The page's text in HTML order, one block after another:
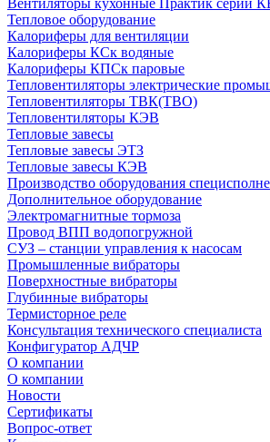
Вентиляторы кухонные Практик серии
Тепловое оборудование
Калориферы для вентиляции
Калориферы КСк водяные
Калориферы КПСк паровые
Тепловентиляторы электрические
Тепловентиляторы ТВК(ТВО)
Тепловентиляторы КЭВ
Тепловые завесы
Тепловые завесы ЭТЗ
Тепловые завесы КЭВ
Производство оборудования
Дополнительное оборудование
Электромагнитные тормоза
Провод ВПП водопогружной
СУЗ – станции управления к насосам
Промышленные вибраторы
Поверхностные вибраторы
Глубинные вибраторы
Термисторное реле
Консультация технического специалиста
Конфигуратор АДЧР
О компании
О компании
Новости
Сертификаты
Вопрос-ответ